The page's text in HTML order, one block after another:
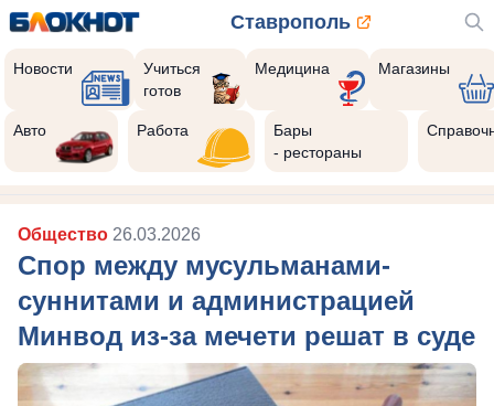
Ставрополь
Новости
Учиться
готов
Медицина Магазины
Авто Работа
Бары
- рестораны
Общество 26.03.2026
Спор между мусульманами-
суннитами и администрацией
Минвод из-за мечети решат в суде